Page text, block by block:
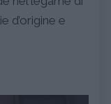
d’origine e